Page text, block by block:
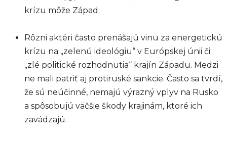
krízu môže Západ.
Rôzni aktéri často prenášajú vinu za energetickú
krízu na „zelenú ideológiu“ v Európskej únii či
„zlé politické rozhodnutia“ krajín Západu. Medzi
ne mali patriť aj protiruské sankcie. Často sa tvrdí,
že sú neúčinné, nemajú výrazný vplyv na Rusko
a spôsobujú väčšie škody krajinám, ktoré ich
zavádzajú.